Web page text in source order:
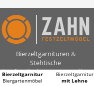
Bierzeltgarnituren &
Stehtische
kaufen direkt vom Hersteller
Bierzeltgarnitur
Biergartenmöbel
Bierzeltgarnitur
mit Lehne